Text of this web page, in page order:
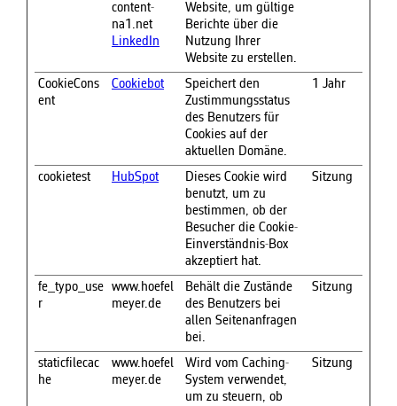
content-
na1.net
LinkedIn
Website, um gültige
Berichte über die
Nutzung Ihrer
Website zu erstellen.
CookieCons
ent
Cookiebot
Speichert den
Zustimmungsstatus
des Benutzers für
Cookies auf der
aktuellen Domäne.
1 Jahr
cookietest HubSpot
Dieses Cookie wird
benutzt, um zu
bestimmen, ob der
Besucher die Cookie-
Einverständnis-Box
akzeptiert hat.
Sitzung
fe_typo_use
r
www.hoefel
meyer.de
Behält die Zustände
des Benutzers bei
allen Seitenanfragen
bei.
Sitzung
staticfilecac
he
www.hoefel
meyer.de
Wird vom Caching-
System verwendet,
um zu steuern, ob
Sitzung